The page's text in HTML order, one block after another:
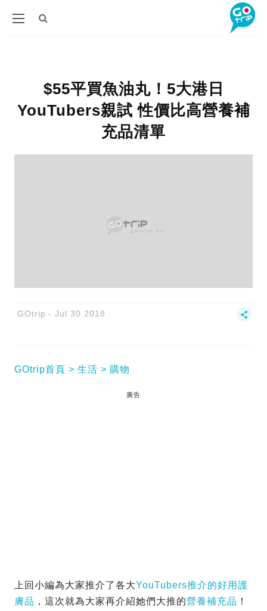
$55平買魚油丸！5大港日
YouTubers親試 性價比高營養補
充品清單
GOtrip Jul 30 2018
GOtrip首頁 生活 購物
廣告
上回小編為大家推介了各大YouTubers推介的好用護
膚品 ，這次就為大家再介紹她們大推的營養補充品 ！